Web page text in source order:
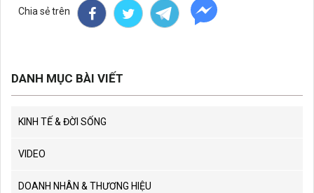
Chia sẻ trên
DANH MỤC BÀI VIẾT
KINH TẾ & ĐỜI SỐNG
VIDEO
DOANH NHÂN & THƯƠNG HIỆU